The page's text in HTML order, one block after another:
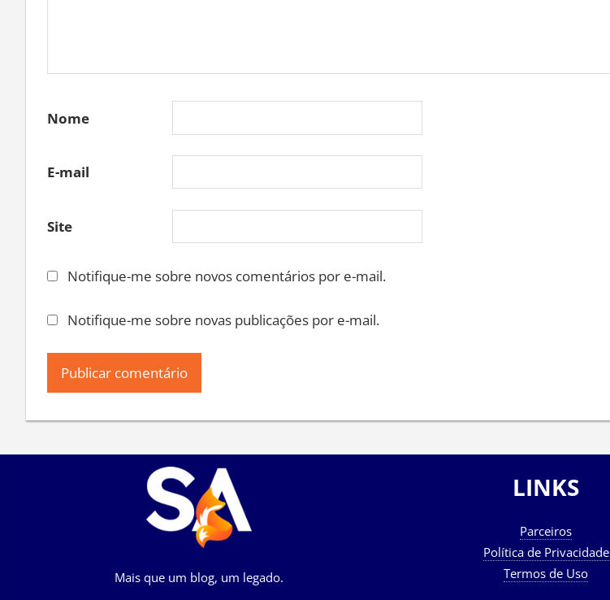
Nome
E-mail
Site
Notifique-me sobre novos comentários por e-mail.
Notifique-me sobre novas publicações por e-mail.
Mais que um blog, um legado.
LINKS
Parceiros
Política de Privacidade
Termos de Uso